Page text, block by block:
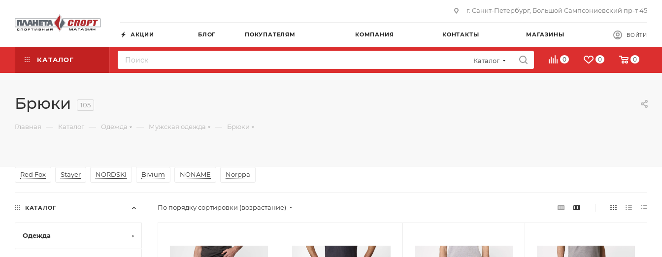
г. Санкт-Петербург, Большой Сампсониевский пр-т 45
АКЦИИ БЛОГ ПОКУПАТЕЛЯМ КОМПАНИЯ КОНТАКТЫ МАГАЗИНЫ ВОЙТИ
КАТАЛОГ Каталог 0 0 0
Брюки 105
Главная — Каталог — Одежда — Мужская одежда — Брюки
Red Fox Stayer NORDSKI Bivium NONAME Norppa
По порядку сортировки (возрастание)
КАТАЛОГ
Одежда